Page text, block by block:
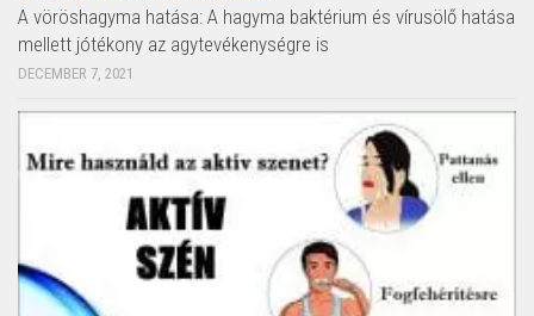
A vöröshagyma hatása: A hagyma baktérium és vírusölő hatása
mellett jótékony az agytevékenységre is
DECEMBER 7, 2021